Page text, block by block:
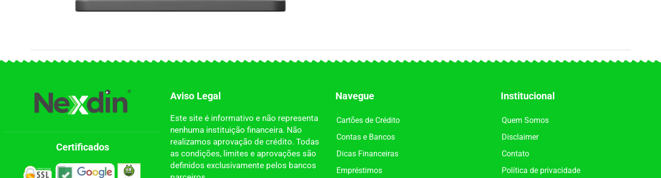
Certificados
Aviso Legal
Este site é informativo e não representa
nenhuma instituição financeira. Não
realizamos aprovação de crédito. Todas
as condições, limites e aprovações são
definidos exclusivamente pelos bancos
Navegue
Cartões de Crédito
Contas e Bancos
Dicas Financeiras
Empréstimos
Institucional
Quem Somos
Disclaimer
Contato
Política de privacidade